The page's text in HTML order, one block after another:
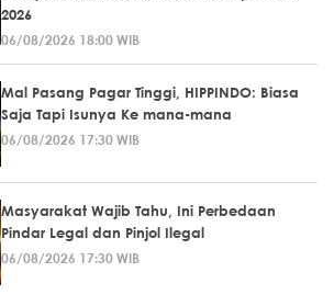
2026
06/08/2026 18:00 WIB
Mal Pasang Pagar Tinggi, HIPPINDO: Biasa
Saja Tapi Isunya Ke mana-mana
06/08/2026 17:30 WIB
Masyarakat Wajib Tahu, Ini Perbedaan
Pindar Legal dan Pinjol Ilegal
06/08/2026 17:30 WIB